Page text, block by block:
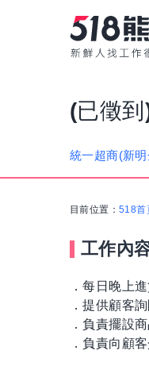
(已徵
統一超商(新
目前位置： 518首
工作內
．每日晚上
．提供顧客
．負責擺設
．負責向顧